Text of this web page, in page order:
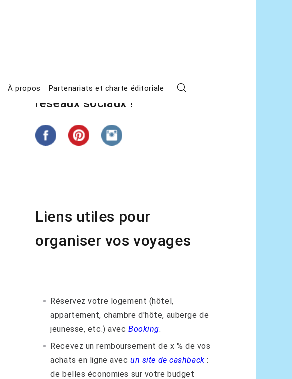
À propos Partenariats et charte éditoriale
Suivez L’étape suivante sur les
réseaux sociaux !
Liens utiles pour
organiser vos voyages
Réservez votre logement (hôtel,
appartement, chambre d'hôte, auberge de
jeunesse, etc.) avecBooking.
Recevez un remboursement de x % de vos
achats en ligne avecun site de cashback :
de belles économies sur votre budget